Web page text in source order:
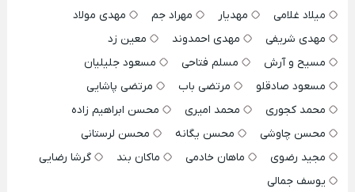
میلاد غلامی
مهدیار مهراد جم
مهدی مولاد
مهدی شریفی
مهدی احمدوند
معین زد
مسیح و آرش
مسلم فتاحی
مسعود جلیلیان
مسعود صادقلو
مرتضی باب
مرتضی پاشایی
محمد کجوری
محمد امیری
محسن ابراهیم زاده
محسن چاوشی
محسن یگانه
محسن لرستانی
مجید رضوی
ماهان خادمی ماکان بند
گرشا رضایی
یوسف جمالی